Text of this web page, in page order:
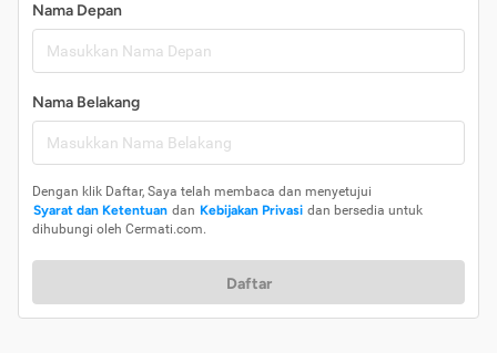
Nama Depan
Nama Belakang
Dengan klik Daftar, Saya telah membaca dan menyetujui
Syarat dan Ketentuan dan Kebijakan Privasi dan bersedia untuk
dihubungi oleh Cermati.com.
Daftar